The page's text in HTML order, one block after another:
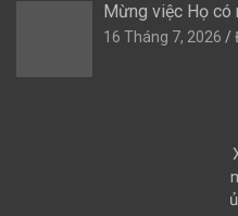
Mừng việc Họ có
16 Tháng 7, 2026
ủ